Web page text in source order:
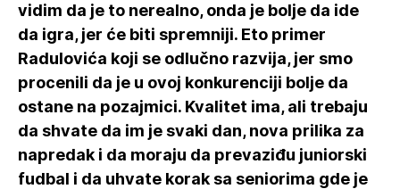
vidim da je to nerealno, onda je bolje da ide
da igra, jer će biti spremniji. Eto primer
Radulovića koji se odlučno razvija, jer smo
procenili da je u ovoj konkurenciji bolje da
ostane na pozajmici. Kvalitet ima, ali trebaju
da shvate da im je svaki dan, nova prilika za
napredak i da moraju da prevaziđu juniorski
fudbal i da uhvate korak sa seniorima gde je